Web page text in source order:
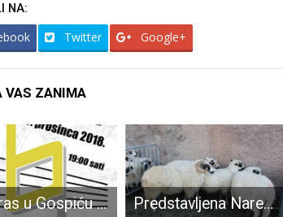
NA:
Twitter Google+
VAS ZANIMA
Večeras u Gospiću ne propustite Prvi pljesak Predstavljena Naredba o mjerama kontrole i sprječavanja kuge malih preživača u Republici Hrvatskoj te 9 propisa za sektore poljoprivrede i ribarstva